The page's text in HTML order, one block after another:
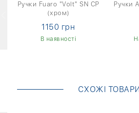
Ручки Fuaro "Volt" SN CP
(хром)
1150 грн
В наявності
Ручки
СХОЖІ ТОВАРИ